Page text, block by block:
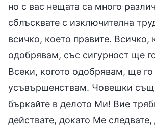
но с вас нещата са много
сблъсквате с изключителна
всичко, което правите. Всичко,
одобрявам, със сигурност ще
Всеки, когото одобрявам, ще го
усъвършенствам. Човешки
бъркайте в делото Ми! Вие
действате, докато Ме следвате,